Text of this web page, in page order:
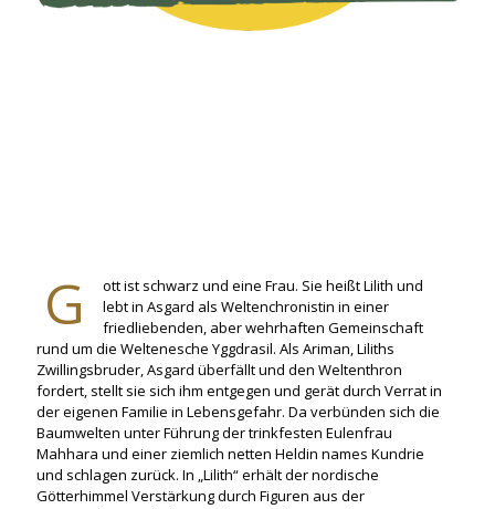
G
ott ist schwarz und eine Frau. Sie heißt Lilith und
lebt in Asgard als Weltenchronistin in einer
friedliebenden, aber wehrhaften Gemeinschaft
rund um die Weltenesche Yggdrasil. Als Ariman, Liliths
Zwillingsbruder, Asgard überfällt und den Weltenthron
fordert, stellt sie sich ihm entgegen und gerät durch Verrat in
der eigenen Familie in Lebensgefahr. Da verbünden sich die
Baumwelten unter Führung der trinkfesten Eulenfrau
Mahhara und einer ziemlich netten Heldin names Kundrie
und schlagen zurück. In „Lilith“ erhält der nordische
Götterhimmel Verstärkung durch Figuren aus der